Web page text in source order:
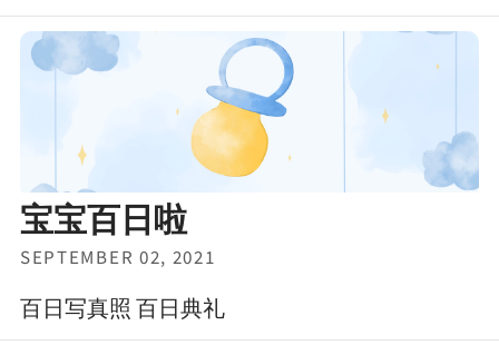
宝宝百日啦
SEPTEMBER 02, 2021
百日写真照 百日典礼